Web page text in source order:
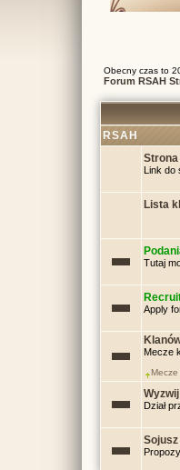
Obecny czas to
Forum RSAH
RSAH
Strona
Link do
Lista
Tutaj
Apply
Mecze
Dział
Sojusz